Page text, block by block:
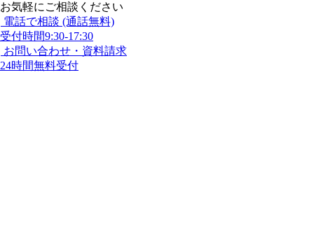
お気軽にご相談ください
電話で相談 (通話無料)
受付時間9:30-17:30
お問い合わせ・資料請求
24時間無料受付